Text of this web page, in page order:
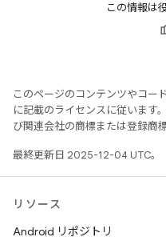
この情報は
このページのコンテンツやコー
に記載のライセンスに従います
び関連会社の商標または登録商標
最終更新日 2025-12-04 UTC。
リソース
Android リポジトリ